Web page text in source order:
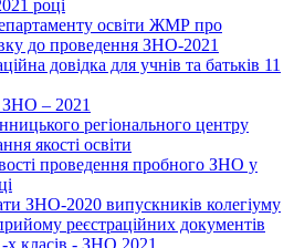
році
освіти ЖМР про
до проведення ЗНО-2021
довідка для учнів та батьків 11
– 2021
регіонального центру
якості освіти
проведення пробного ЗНО у
ЗНО-2020 випускників колегіуму
реєстраційних документів
х класів - ЗНО 2021